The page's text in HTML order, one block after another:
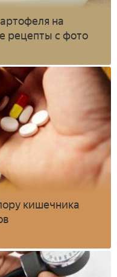
на
рецепты с фото
кишечника